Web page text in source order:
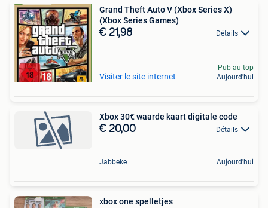
Grand Theft Auto V (Xbox Series X)
(Xbox Series Games)
€ 21,98 Détails
Visiter le site internet
Pub au top
Aujourd'hui
Xbox 30€ waarde kaart digitale code
€ 20,00 Détails
Jabbeke Aujourd'hui
xbox one spelletjes